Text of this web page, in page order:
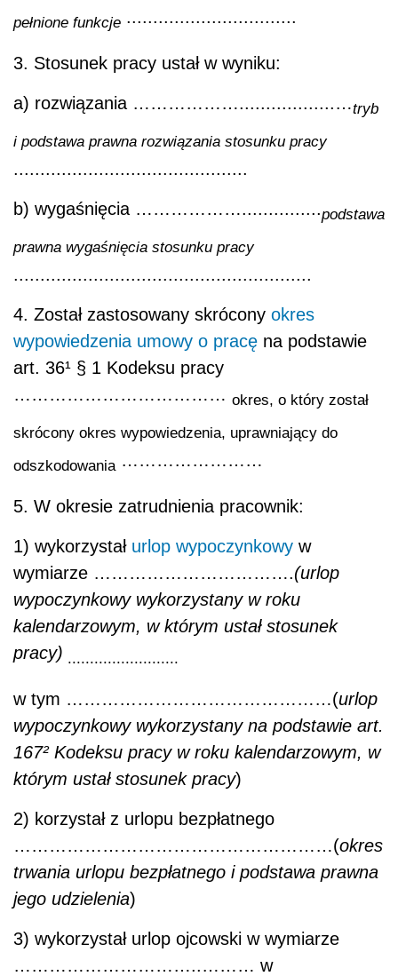
pełnione funkcje ................................
3. Stosunek pracy ustał w wyniku:
a) rozwiązania ………………..................…tryb
i podstawa prawna rozwiązania stosunku pracy
............................................
b) wygaśnięcia ………………...............podstawa
prawna wygaśnięcia stosunku pracy
........................................................
4. Został zastosowany skrócony okres
wypowiedzenia umowy o pracę na podstawie
art. 36¹ § 1 Kodeksu pracy
……………………………… okres, o który został
skrócony okres wypowiedzenia, uprawniający do
odszkodowania ……………………
5. W okresie zatrudnienia pracownik:
1) wykorzystał urlop wypoczynkowy w
wymiarze …………………………….(urlop
wypoczynkowy wykorzystany w roku
kalendarzowym, w którym ustał stosunek
pracy) .........................
w tym ………………………………………(urlop
wypoczynkowy wykorzystany na podstawie art.
167² Kodeksu pracy w roku kalendarzowym, w
którym ustał stosunek pracy)
2) korzystał z urlopu bezpłatnego
………………………………………………(okres
trwania urlopu bezpłatnego i podstawa prawna
jego udzielenia)
3) wykorzystał urlop ojcowski w wymiarze
…………………………..……… w